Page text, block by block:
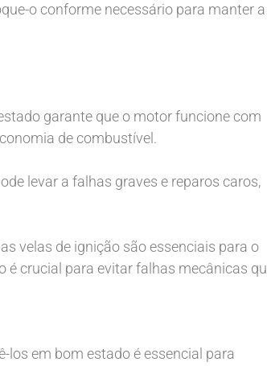
o conforme necessário para manter a
garante que o motor funcione com
de combustível.
levar a falhas graves e reparos caros,
velas de ignição são essenciais para o
crucial para evitar falhas mecânicas
los em bom estado é essencial para